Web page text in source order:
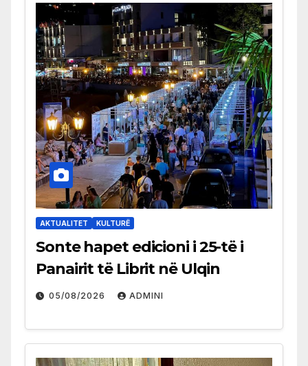
AKTUALITET KULTURË
Sonte hapet edicioni i 25-të i
Panairit të Librit në Ulqin
05/08/2026 ADMINI